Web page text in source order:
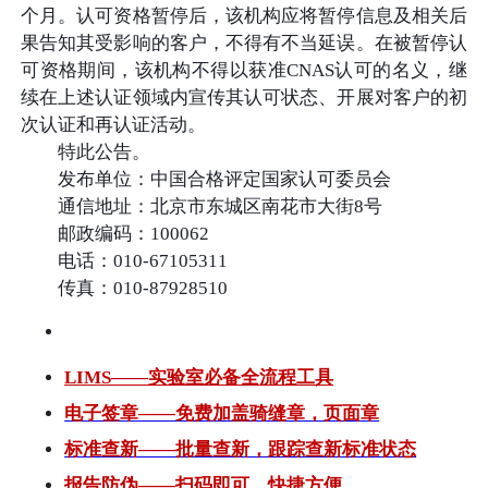
个月。认可资格暂停后，该机构应将暂停信息及相关后
果告知其受影响的客户，不得有不当延误。在被暂停认
可资格期间，该机构不得以获准CNAS认可的名义，继
续在上述认证领域内宣传其认可状态、开展对客户的初
次认证和再认证活动。
特此公告。
发布单位：中国合格评定国家认可委员会
通信地址：北京市东城区南花市大街8号
邮政编码：100062
电话：010-67105311
传真：010-87928510
LIMS——实验室必备全流程工具
电子签章——免费加盖骑缝章，页面章
标准查新——批量查新，跟踪查新标准状态